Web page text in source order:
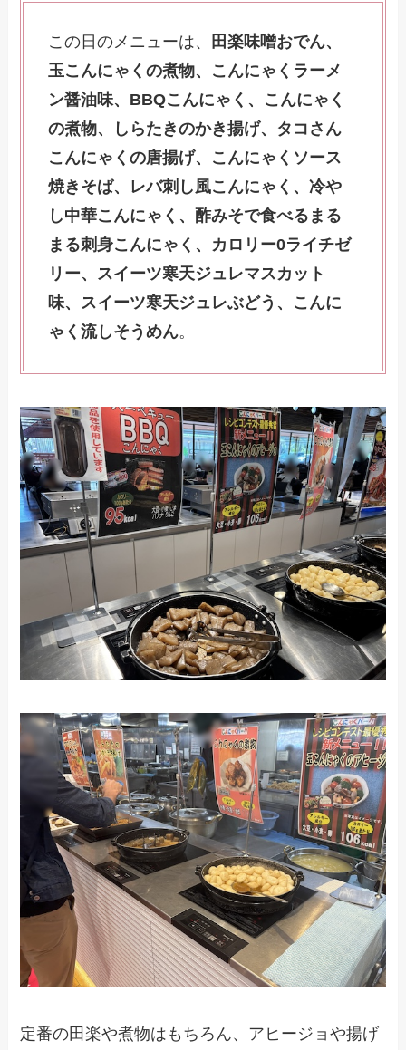
この日のメニューは、
田楽味噌おでん、
玉こんにゃくの煮物、こんにゃくラーメ
ン醤油味、BBQこんにゃく、こんにゃく
の煮物、しらたきのかき揚げ、タコさん
こんにゃくの唐揚げ、こんにゃくソース
焼きそば、レバ刺し風こんにゃく、冷や
し中華こんにゃく、酢みそで食べるまる
まる刺身こんにゃく、カロリー0ライチゼ
リー、スイーツ寒天ジュレマスカット
味、スイーツ寒天ジュレぶどう、こんに
ゃく流しそうめん。
定番の田楽や煮物はもちろん、アヒージョや揚げ